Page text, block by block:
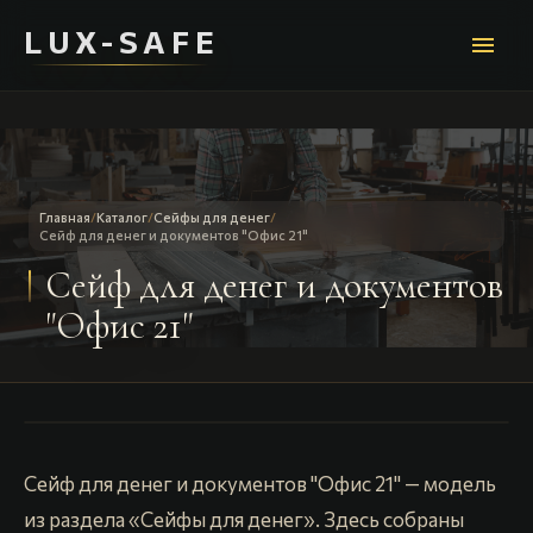
LUX-SAFE menu
Главная/Каталог/Сейфы для денег/
Сейф для денег и документов "Офис 21"
Сейф для денег и документов
"Офис 21"
Сейф для денег и документов "Офис 21" — модель
из раздела «Сейфы для денег». Здесь собраны